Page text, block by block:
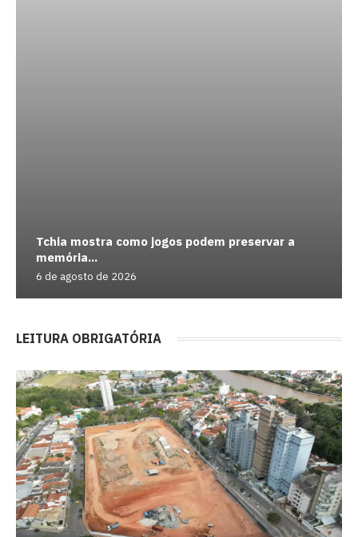
Tchia mostra como jogos podem preservar a
memória...
6 de agosto de 2026
LEITURA OBRIGATÓRIA